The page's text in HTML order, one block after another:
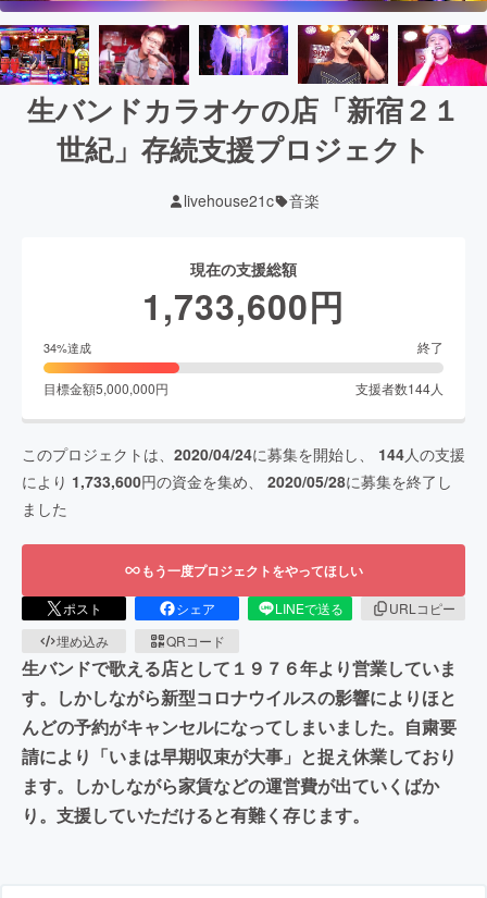
生バンドカラオケの店「新宿２１
世紀」存続支援プロジェクト
livehouse21c 音楽
現在の支援総額
1,733,600円
34%達成 終了
目標金額5,000,000円 支援者数144人
このプロジェクトは、 2020/04/24に募集を開始し、 144人の支援
により 1,733,600円の資金を集め、 2020/05/28に募集を終了し
ました
もう一度プロジェクトをやってほしい
ポスト シェア LINEで送る
URLコピー
埋め込み
QRコード
生バンドで歌える店として１９７６年より営業していま
す。しかしながら新型コロナウイルスの影響によりほと
んどの予約がキャンセルになってしまいました。自粛要
請により「いまは早期収束が大事」と捉え休業しており
ます。しかしながら家賃などの運営費が出ていくばか
り。支援していただけると有難く存じます。